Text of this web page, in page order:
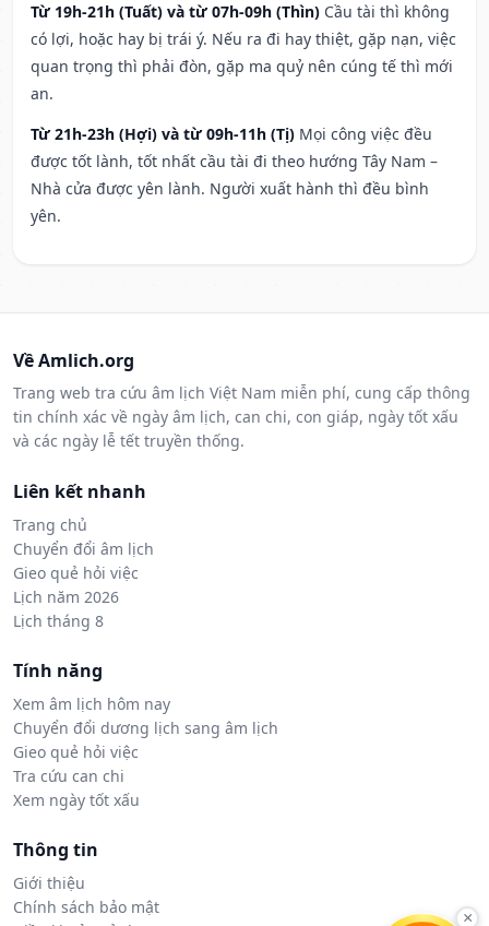
Từ 19h-21h (Tuất) và từ 07h-09h (Thìn) Cầu tài thì không
có lợi, hoặc hay bị trái ý. Nếu ra đi hay thiệt, gặp nạn, việc
quan trọng thì phải đòn, gặp ma quỷ nên cúng tế thì mới
an.
Từ 21h-23h (Hợi) và từ 09h-11h (Tị) Mọi công việc đều
được tốt lành, tốt nhất cầu tài đi theo hướng Tây Nam –
Nhà cửa được yên lành. Người xuất hành thì đều bình
yên.
Về Amlich.org
Trang web tra cứu âm lịch Việt Nam miễn phí, cung cấp thông
tin chính xác về ngày âm lịch, can chi, con giáp, ngày tốt xấu
và các ngày lễ tết truyền thống.
Liên kết nhanh
Trang chủ
Chuyển đổi âm lịch
Gieo quẻ hỏi việc
Lịch năm 2026
Lịch tháng 8
Tính năng
Xem âm lịch hôm nay
Chuyển đổi dương lịch sang âm lịch
Gieo quẻ hỏi việc
Tra cứu can chi
Xem ngày tốt xấu
Thông tin
Giới thiệu
Chính sách bảo mật
×